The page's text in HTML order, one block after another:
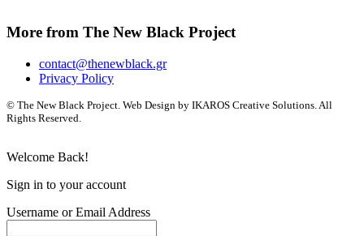
More from The New Black Project
contact@thenewblack.gr
Privacy Policy
© The New Black Project. Web Design by IKAROS Creative Solutions. All
Rights Reserved.
Welcome Back!
Sign in to your account
Username or Email Address